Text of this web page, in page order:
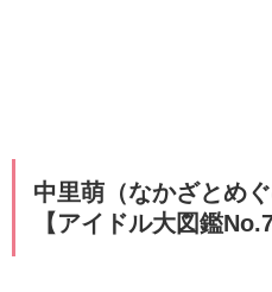
中里萌（なかざとめ
【アイドル大図鑑